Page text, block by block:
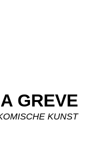
GREVE
KUNST